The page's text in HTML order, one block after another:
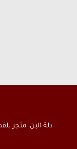
دلة البن، متجر